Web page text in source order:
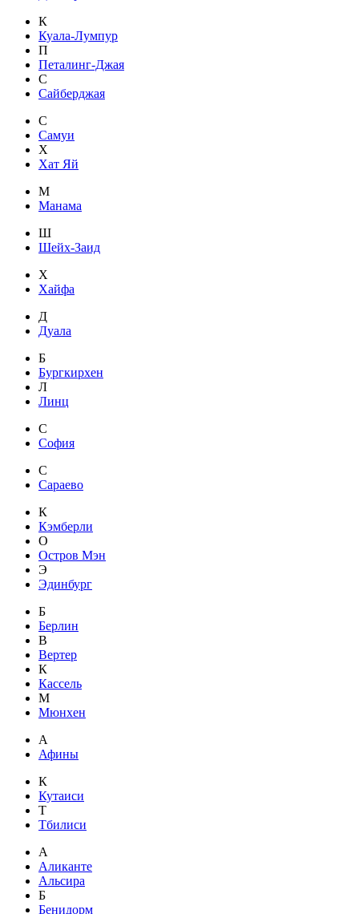
К
Куала-Лумпур
П
Петалинг-Джая
С
Сайберджая
С
Самуи
Х
Хат Яй
М
Манама
Ш
Шейх-Заид
Х
Хайфа
Д
Дуала
Б
Бургкирхен
Л
Линц
С
София
С
Сараево
К
Кэмберли
О
Остров Мэн
Э
Эдинбург
Б
Берлин
В
Вертер
К
Кассель
М
Мюнхен
А
Афины
К
Кутаиси
Т
Тбилиси
А
Аликанте
Альсира
Б
Бенидорм